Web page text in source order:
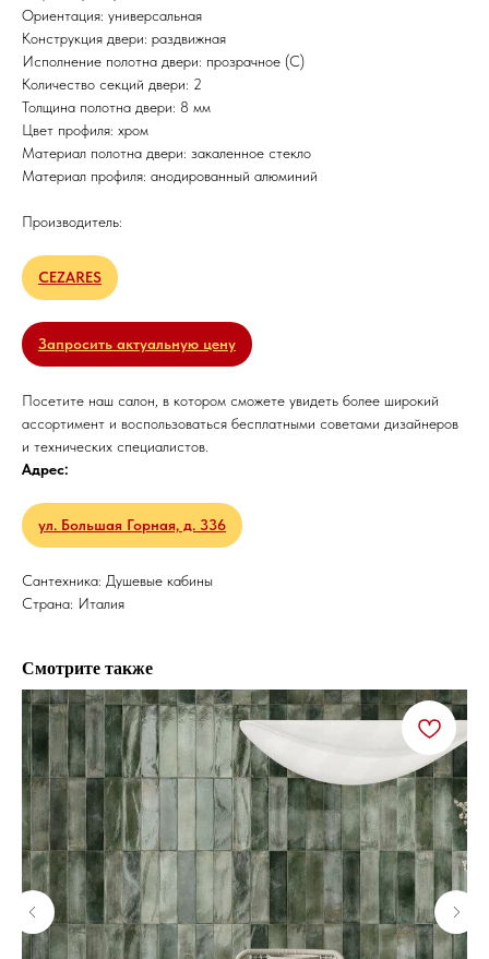
Ориентация: универсальная
Конструкция двери: раздвижная
Исполнение полотна двери: прозрачное (C)
Количество секций двери: 2
Толщина полотна двери: 8 мм
Цвет профиля: хром
Материал полотна двери: закаленное стекло
Материал профиля: анодированный алюминий
Производитель:
CEZARES
Запросить актуальную цену
Посетите наш салон, в котором сможете увидеть более широкий
ассортимент и воспользоваться бесплатными советами дизайнеров
и технических специалистов.
Адрес:
ул. Большая Горная, д. 336
Сантехника: Душевые кабины
Страна: Италия
Смотрите также